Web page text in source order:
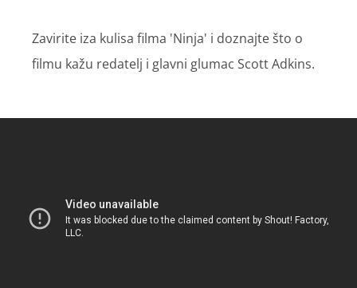
Zavirite iza kulisa filma 'Ninja' i doznajte što o
filmu kažu redatelj i glavni glumac Scott Adkins.